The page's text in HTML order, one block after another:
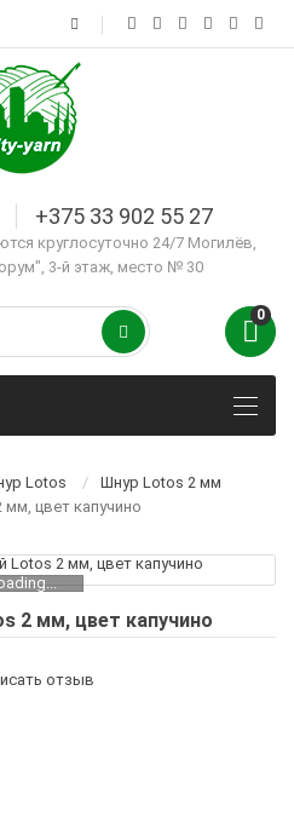
+375 33 902 55 27
круглосуточно 24/7 Могилёв,
3-й этаж, место № 30
0
Lotos
Шнур Lotos 2 мм
цвет капучино
2 мм, цвет капучино
отзыв